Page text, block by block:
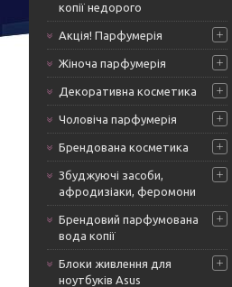
копії недорого
Акція! Парфумерія
Жіноча парфумерія
Декоративна косметика
Чоловіча парфумерія
Брендована косметика
Збуджуючі засоби,
афродизіаки, феромони
Брендовий парфумована
вода копії
Блоки живлення для
ноутбуків Asus